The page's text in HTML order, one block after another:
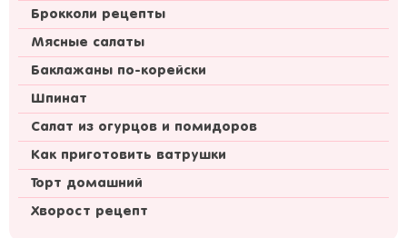
Брокколи рецепты
Мясные салаты
Баклажаны по-корейски
Шпинат
Салат из огурцов и помидоров
Как приготовить ватрушки
Торт домашний
Хворост рецепт